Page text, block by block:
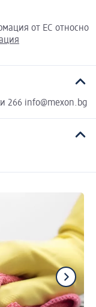
от ЕС относно
266 info@mexon.bg